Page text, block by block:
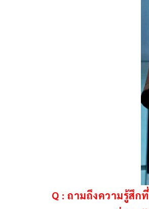
Q : ถามถึงความรู้สึก